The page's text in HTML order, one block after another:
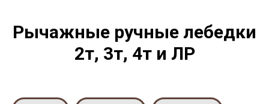
Рычажные ручные лебедки
2т, 3т, 4т и ЛР